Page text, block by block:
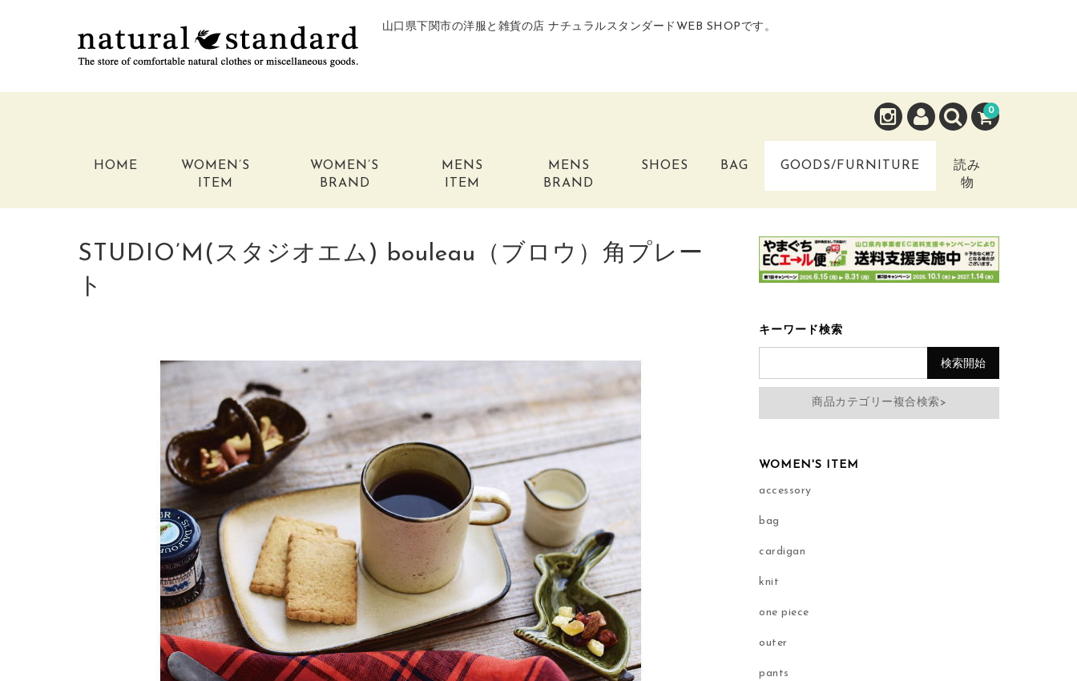
山口県下関市の洋服と雑貨の店 ナチュラルスタンダードWEB SHOPです。
0
HOME
WOMEN’S
ITEM
WOMEN’S
BRAND
MENS
ITEM
MENS
BRAND
SHOES BAG GOODS/FURNITURE
読み
物
STUDIO’M(スタジオエム) bouleau（ブロウ）角プレー
ト
キーワード検索
商品カテゴリー複合検索>
WOMEN'S ITEM
accessory
bag
cardigan
knit
one piece
outer
pants